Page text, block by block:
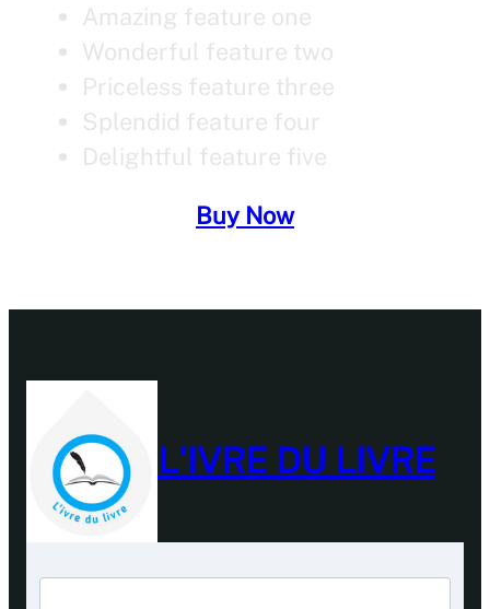
Amazing feature one
Wonderful feature two
Priceless feature three
Splendid feature four
Delightful feature five
Buy Now
L'IVRE DU LIVRE